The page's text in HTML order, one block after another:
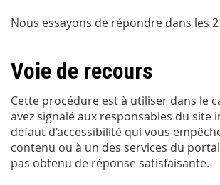
Nous essayons de répondre dans les
Voie de recours
Cette procédure est à utiliser dans le
avez signalé aux responsables du site
défaut d’accessibilité qui vous
contenu ou à un des services du
pas obtenu de réponse satisfaisante.